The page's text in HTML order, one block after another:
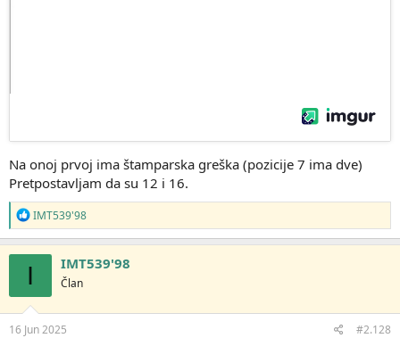
Na onoj prvoj ima štamparska greška (pozicije 7 ima dve)
Pretpostavljam da su 12 i 16.
R
e
a
g
a
n
j
IMT539'98
I IMT539'98
Član
16 Jun 2025 #2.128